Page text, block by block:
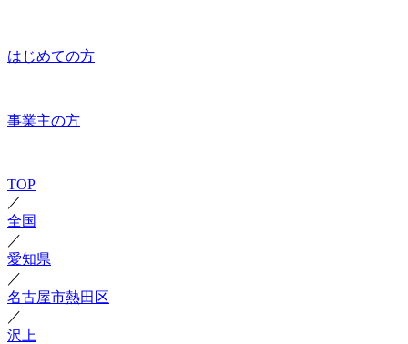
はじめての方
事業主の方
TOP
／
全国
／
愛知県
／
名古屋市熱田区
／
沢上